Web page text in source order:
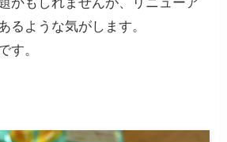
るような気がします。
す。